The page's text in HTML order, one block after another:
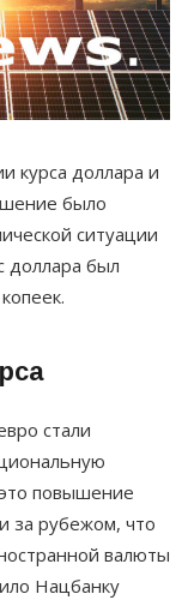
курса доллара и
было
ситуации
доллара был
стали
повышение
за рубежом, что
валюты
Нацбанку